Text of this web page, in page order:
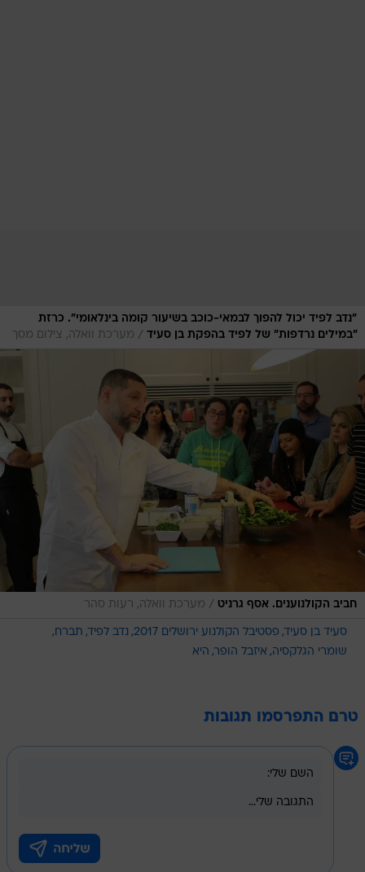
"נדב לפיד יכול להפוך לבמאי-כוכב בשיעור קומה בינלאומי". כרזת
"במילים נרדפות" של לפיד בהפקת בן סעיד / מערכת וואלה, צילום מסך
חביב הקולנוענים. אסף גרניט / מערכת וואלה, רעות סהר
סעיד בן סעיד פסטיבל הקולנוע ירושלים 2017 נדב לפיד
תברח
שומרי הגלקסיה
איזבל הופר היא
טרם התפרסמו תגובות